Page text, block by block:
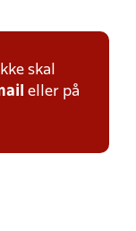
skal
eller på